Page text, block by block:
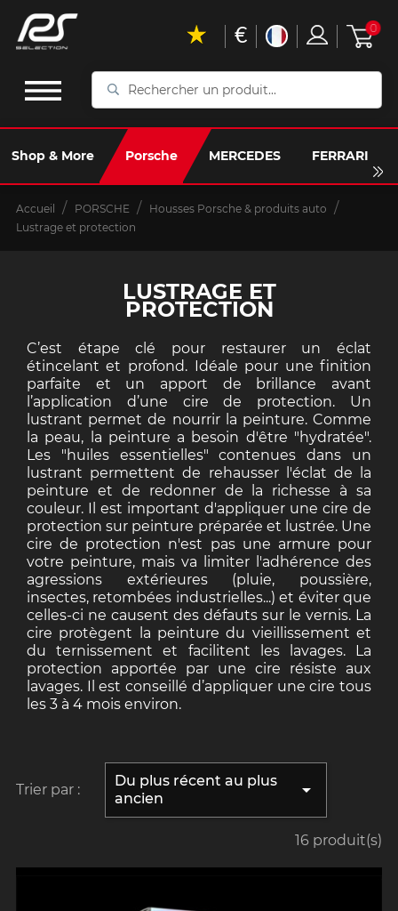
Rechercher
produit...
Shop & More Porsche MERCEDES FERRARI
€ 0
Accueil PORSCHE
Housses Porsche & produits auto
Lustrage et protection
LUSTRAGE ET
PROTECTION
C’est étape clé pour restaurer un éclat
étincelant et profond. Idéale pour une finition
parfaite et un apport de brillance avant
l’application d’une cire de protection. Un
lustrant permet de nourrir la peinture. Comme
la peau, la peinture a besoin d'être "hydratée".
Les "huiles essentielles" contenues dans un
lustrant permettent de rehausser l'éclat de la
peinture et de redonner de la richesse à sa
couleur. Il est important d'appliquer une cire de
protection sur peinture préparée et lustrée. Une
cire de protection n'est pas une armure pour
votre peinture, mais va limiter l'adhérence des
agressions extérieures (pluie, poussière,
insectes, retombées industrielles...) et éviter que
celles-ci ne causent des défauts sur le vernis. La
cire protègent la peinture du vieillissement et
du ternissement et facilitent les lavages. La
protection apportée par une cire résiste aux
lavages. Il est conseillé d’appliquer une cire tous
les 3 à 4 mois environ.
Trier par :
Du plus récent au plus
ancien

16 produit(s)